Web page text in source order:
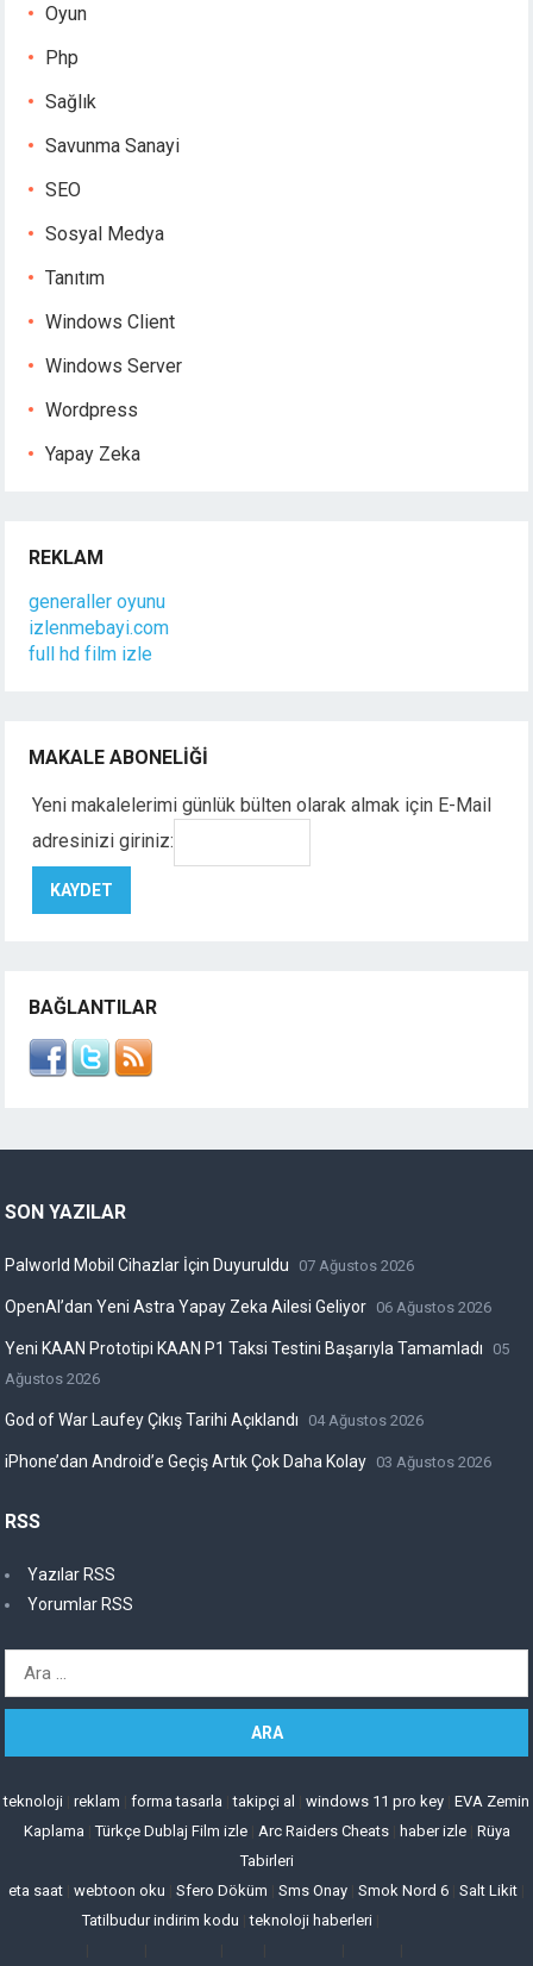
Oyun
Php
Sağlık
Savunma Sanayi
SEO
Sosyal Medya
Tanıtım
Windows Client
Windows Server
Wordpress
Yapay Zeka
REKLAM
generaller oyunu
izlenmebayi.com
full hd film izle
MAKALE ABONELIĞI
Yeni makalelerimi günlük bülten olarak almak için E-Mail
adresinizi giriniz:
BAĞLANTILAR
SON YAZILAR
Palworld Mobil Cihazlar İçin Duyuruldu 07 Ağustos 2026
OpenAI’dan Yeni Astra Yapay Zeka Ailesi Geliyor 06 Ağustos 2026
Yeni KAAN Prototipi KAAN P1 Taksi Testini Başarıyla Tamamladı
05
Ağustos 2026
God of War Laufey Çıkış Tarihi Açıklandı 04 Ağustos 2026
iPhone’dan Android’e Geçiş Artık Çok Daha Kolay 03 Ağustos 2026
RSS
Yazılar RSS
Yorumlar RSS
Arama:
teknoloji reklam forma tasarla |takipçi al windows 11 pro key EVA Zemin
Kaplama |Türkçe Dublaj Film izle| Arc Raiders Cheats| haber izle| Rüya
Tabirleri
eta saat webtoon oku Sfero Döküm Sms Onay Smok Nord 6 Salt Likit
Tatilbudur indirim kodu |teknoloji haberleri|